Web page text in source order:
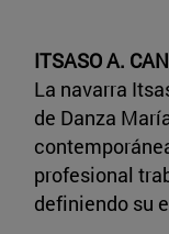
ITSASO A.
La navarra
de Danza
profesional
definiendo su